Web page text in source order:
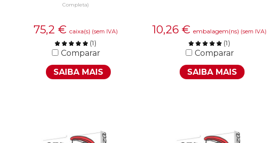
Completa)
75,2 € caixa(s) (sem IVA)
(1)
Comparar
SAIBA MAIS
10,26 € embalagem(ns) (sem IVA)
(1)
Comparar
SAIBA MAIS